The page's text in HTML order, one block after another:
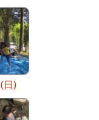
(日)